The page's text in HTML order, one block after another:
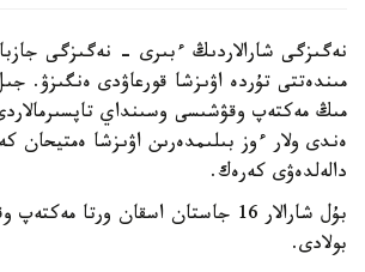
نەگىزگى شارالاردىڭ ءبىرى - نەگىزگى
مىڭ مەكتەپ وقۋشىسى وسىنداي
ەندى ولار ءوز بىلىمدەرىن اۋىزشا ەمتيحان
دالەلدەۋى كەرەك.
بۇل شارالار 16 جاستان اسقان ورتا
بولادى.